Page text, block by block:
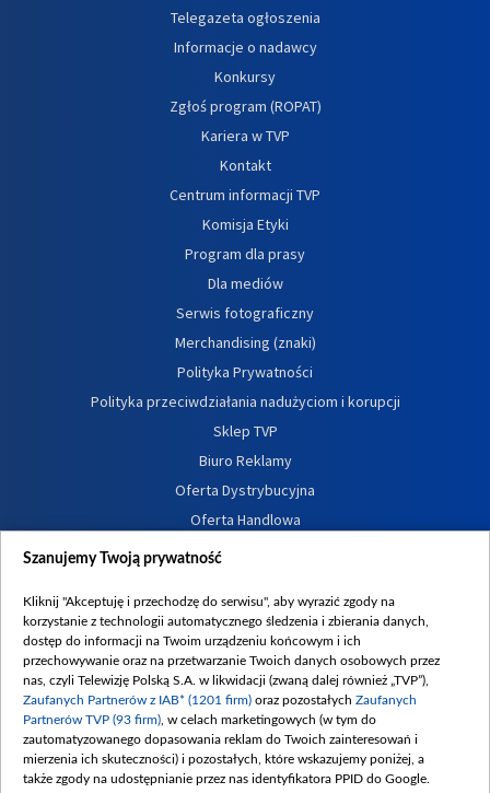
Telegazeta ogłoszenia
Informacje o nadawcy
Konkursy
Zgłoś program (ROPAT)
Kariera w TVP
Kontakt
Centrum informacji TVP
Komisja Etyki
Program dla prasy
Dla mediów
Serwis fotograficzny
Merchandising (znaki)
Polityka Prywatności
Polityka przeciwdziałania nadużyciom i korupcji
Sklep TVP
Biuro Reklamy
Oferta Dystrybucyjna
Oferta Handlowa
Dostępność
Procedura zgłoszeń wewnętrznych
Szanujemy Twoją prywatność
Kliknij "Akceptuję i przechodzę do serwisu", aby wyrazić zgody na
korzystanie z technologii automatycznego śledzenia i zbierania danych,
dostęp do informacji na Twoim urządzeniu końcowym i ich
przechowywanie oraz na przetwarzanie Twoich danych osobowych przez
nas, czyli Telewizję Polską S.A. w likwidacji (zwaną dalej również „TVP”),
Zaufanych Partnerów z IAB* (1201 firm) oraz pozostałych Zaufanych
Partnerów TVP (93 firm) , w celach marketingowych (w tym do
zautomatyzowanego dopasowania reklam do Twoich zainteresowań i
mierzenia ich skuteczności) i pozostałych, które wskazujemy poniżej, a
także zgody na udostępnianie przez nas identyfikatora PPID do Google.